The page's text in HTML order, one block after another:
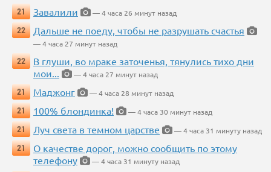
21
Завалили
— 4 часа 26 минут назад
22
Дальше не поеду, чтобы не разрушать счастья
— 4 часа 27 минут назад
22
В глуши, во мраке заточенья, тянулись тихо дни
мои...
— 4 часа 27 минут назад
21
Маджонг
— 4 часа 28 минут назад
21
100% блондинка!
— 4 часа 30 минут назад
21
Луч света в темном царстве
— 4 часа 31 минуту назад
21
О качестве дорог, можно сообщить по этому
телефону
— 4 часа 31 минуту назад